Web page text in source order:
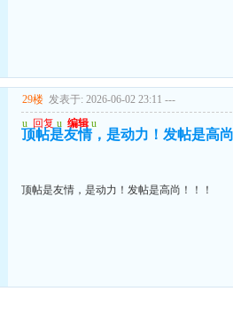
29楼 发表于: 2026-06-02 23:11 ---
u 回复 u 编辑 u
顶帖是友情，是动力！发帖是高
顶帖是友情，是动力！发帖是高尚！！！